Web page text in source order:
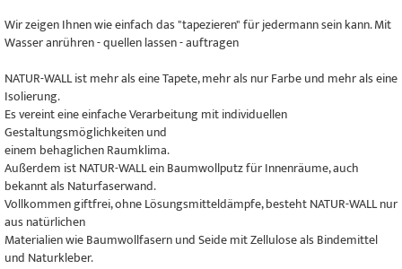
Wir zeigen Ihnen wie einfach das "tapezieren" für jedermann sein kann. Mit
Wasser anrühren - quellen lassen - auftragen
NATUR-WALL ist mehr als eine Tapete, mehr als nur Farbe und mehr als eine
Isolierung.
Es vereint eine einfache Verarbeitung mit individuellen
Gestaltungsmöglichkeiten und
einem behaglichen Raumklima.
Außerdem ist NATUR-WALL ein Baumwollputz für Innenräume, auch
bekannt als Naturfaserwand.
Vollkommen giftfrei, ohne Lösungsmitteldämpfe, besteht NATUR-WALL nur
aus natürlichen
Materialien wie Baumwollfasern und Seide mit Zellulose als Bindemittel
und Naturkleber.